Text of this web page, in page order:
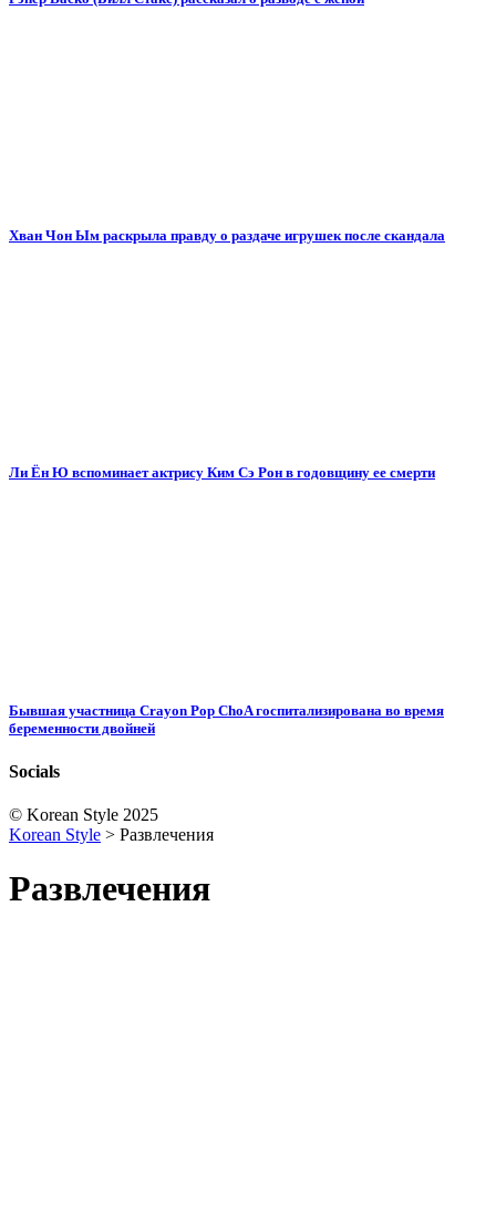
Хван Чон Ым раскрыла правду о раздаче игрушек после скандала
Ли Ён Ю вспоминает актрису Ким Сэ Рон в годовщину ее смерти
Бывшая участница Crayon Pop ChoA госпитализирована во время
беременности двойней
Socials
© Korean Style 2025
Korean Style > Развлечения
Развлечения